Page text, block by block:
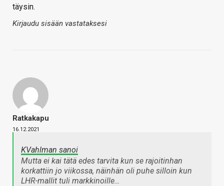
täysin.
Kirjaudu sisään vastataksesi
Ratkakapu
16.12.2021
KVahlman sanoi
Mutta ei kai tätä edes tarvita kun se rajoitinhan
korkattiin jo viikossa, näinhän oli puhe silloin kun
LHR-mallit tuli markkinoille…